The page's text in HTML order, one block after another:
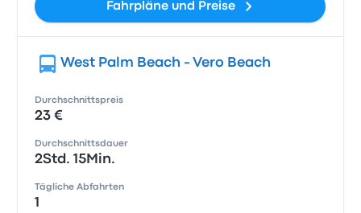
Fahrpläne und Preise
West Palm Beach - Vero Beach
Durchschnittspreis
23 €
Durchschnittsdauer
2Std. 15Min.
Tägliche Abfahrten
1